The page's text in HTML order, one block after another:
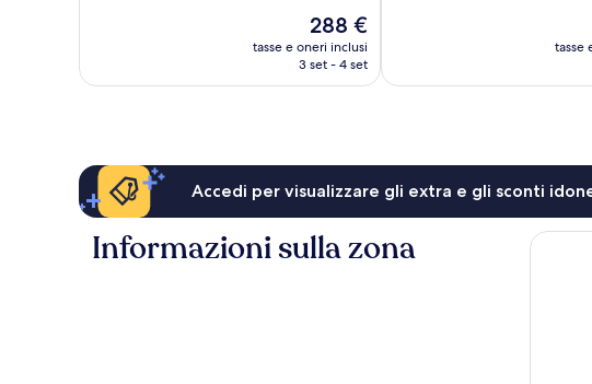
Il
prezzo
attuale
288 €
tasse e oneri inclusi
3 set - 4 set
tasse
Accedi per visualizzare gli extra e gli sconti
Informazioni sulla zona